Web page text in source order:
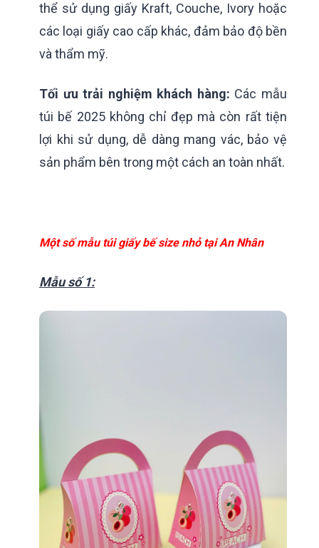
thể sử dụng giấy Kraft, Couche, Ivory hoặc
các loại giấy cao cấp khác, đảm bảo độ bền
và thẩm mỹ.
Tối ưu trải nghiệm khách hàng: Các mẫu
túi bế 2025 không chỉ đẹp mà còn rất tiện
lợi khi sử dụng, dễ dàng mang vác, bảo vệ
sản phẩm bên trong một cách an toàn nhất.
Một số mẫu túi giấy bế size nhỏ tại An Nhân
Mẫu số 1: